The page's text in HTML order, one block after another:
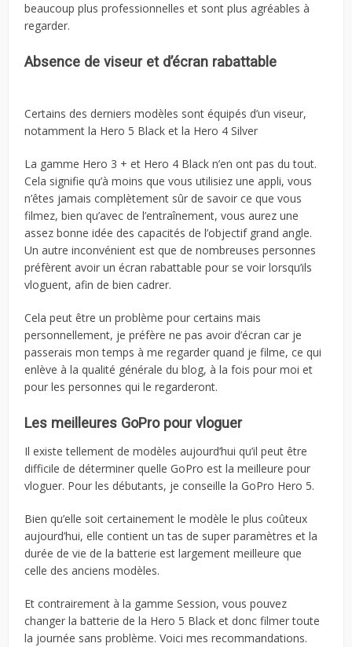
beaucoup plus professionnelles et sont plus agréables à
regarder.
Absence de viseur et d’écran rabattable
Certains des derniers modèles sont équipés d’un viseur,
notamment la Hero 5 Black et la Hero 4 Silver
La gamme Hero 3 + et Hero 4 Black n’en ont pas du tout.
Cela signifie qu’à moins que vous utilisiez une appli, vous
n’êtes jamais complètement sûr de savoir ce que vous
filmez, bien qu’avec de l’entraînement, vous aurez une
assez bonne idée des capacités de l’objectif grand angle.
Un autre inconvénient est que de nombreuses personnes
préfèrent avoir un écran rabattable pour se voir lorsqu’ils
vloguent, afin de bien cadrer.
Cela peut être un problème pour certains mais
personnellement, je préfère ne pas avoir d’écran car je
passerais mon temps à me regarder quand je filme, ce qui
enlève à la qualité générale du blog, à la fois pour moi et
pour les personnes qui le regarderont.
Les meilleures GoPro pour vloguer
Il existe tellement de modèles aujourd’hui qu’il peut être
difficile de déterminer quelle GoPro est la meilleure pour
vloguer. Pour les débutants, je conseille la GoPro Hero 5.
Bien qu’elle soit certainement le modèle le plus coûteux
aujourd’hui, elle contient un tas de super paramètres et la
durée de vie de la batterie est largement meilleure que
celle des anciens modèles.
Et contrairement à la gamme Session, vous pouvez
changer la batterie de la Hero 5 Black et donc filmer toute
la journée sans problème. Voici mes recommandations.